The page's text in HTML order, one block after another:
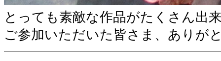
とっても素敵な作品がたくさん出
ご参加いただいた皆さま、ありが